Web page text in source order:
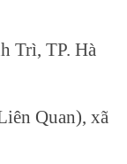
Trì, TP. Hà
Quan), xã